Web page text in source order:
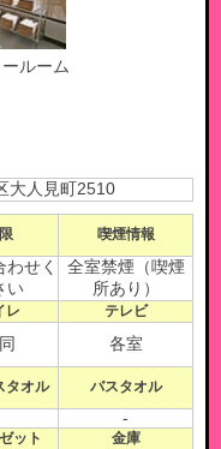
ルーム
大人見町2510
喫煙情報
わせく
い
全室禁煙（喫煙
所あり）
レ テレビ
各室
タオル バスタオル
-
ット 金庫